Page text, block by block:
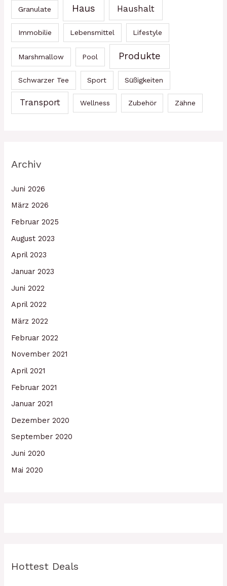
Granulate Haus Haushalt
Immobilie Lebensmittel Lifestyle
Marshmallow Pool Produkte
Schwarzer Tee Sport Süßigkeiten
Transport Wellness Zubehör Zähne
Archiv
Juni 2026
März 2026
Februar 2025
August 2023
April 2023
Januar 2023
Juni 2022
April 2022
März 2022
Februar 2022
November 2021
April 2021
Februar 2021
Januar 2021
Dezember 2020
September 2020
Juni 2020
Mai 2020
Hottest Deals